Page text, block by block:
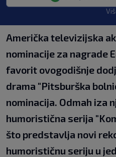
Američka televizijska
nominacije za nagrade
favorit ovogodišnje
drama "Pitsburška
nominacija. Odmah iza
humoristična serija
što predstavlja novi
humorističnu seriju u